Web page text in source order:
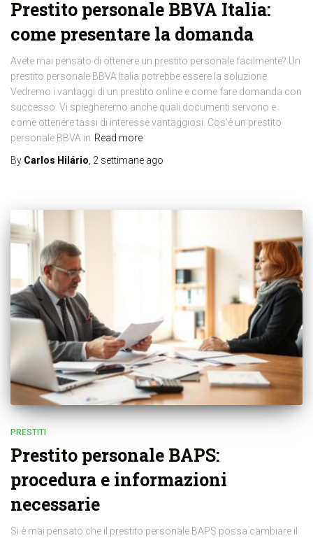
Prestito personale BBVA Italia:
come presentare la domanda
Avete mai pensato di ottenere un prestito personale facilmente? Un
prestito personale BBVA Italia potrebbe essere la soluzione.
Vedremo i vantaggi di un prestito online e come fare domanda con
successo. Vi spiegheremo anche quali documenti servono e
come ottenere tassi di interesse vantaggiosi. Cos’è un prestito
personale BBVA in Read more
By Carlos Hilário, 2 settimane ago
PRESTITI
Prestito personale BAPS:
procedura e informazioni
necessarie
Si è mai pensato che il prestito personale BAPS possa cambiare il